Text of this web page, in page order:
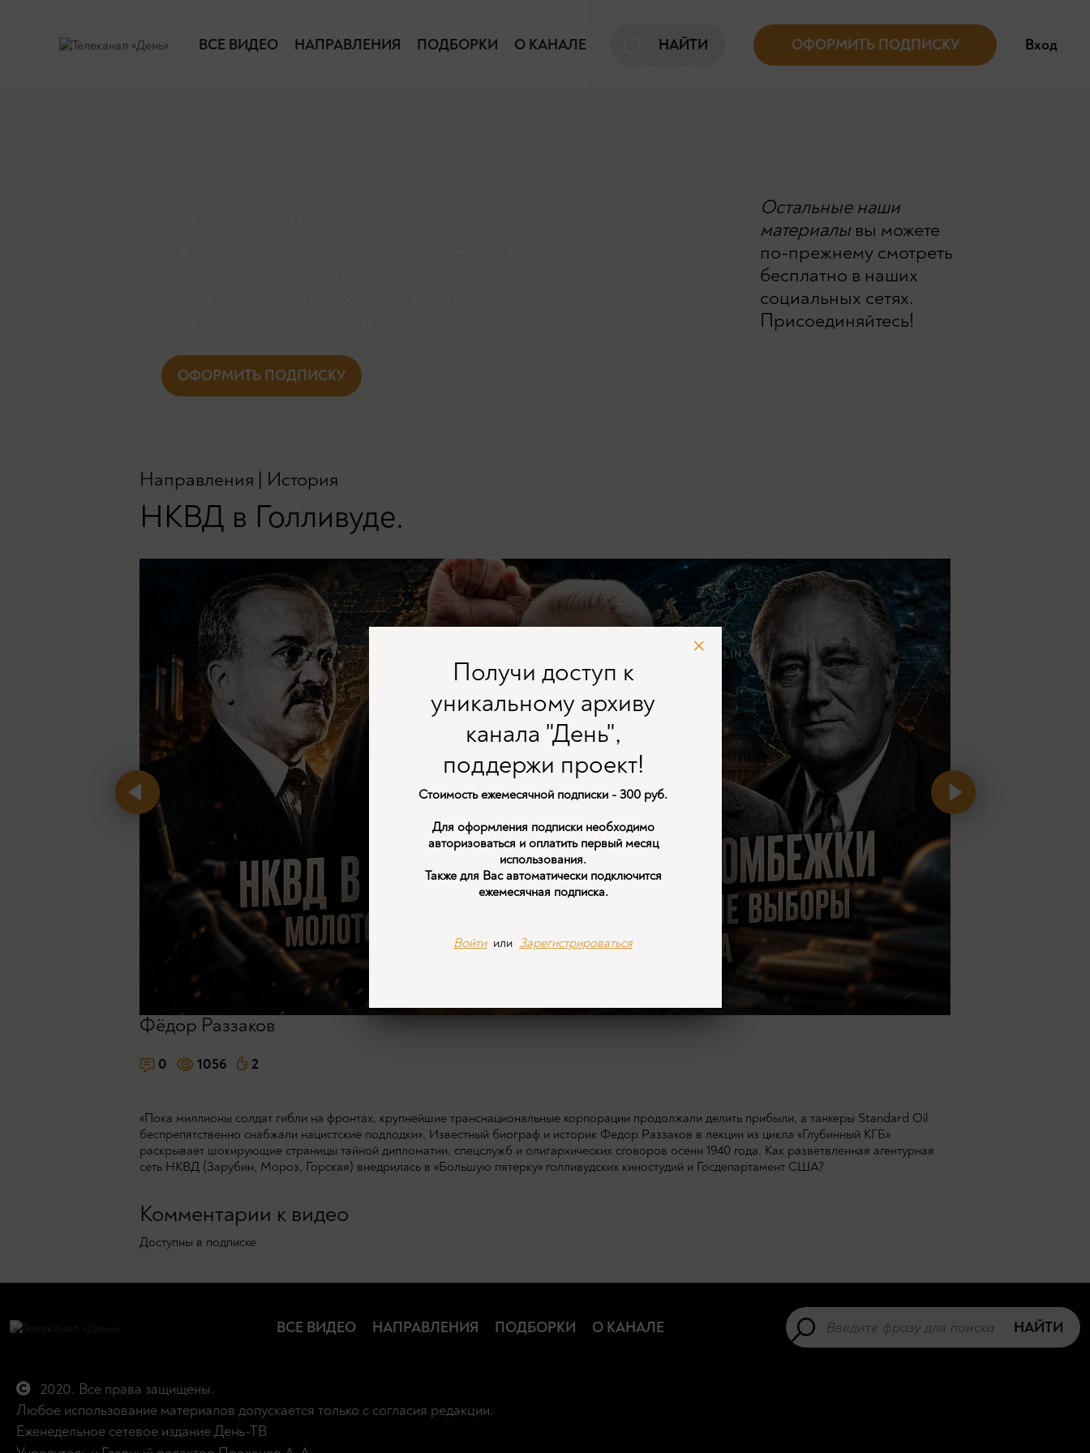
ВСЕ ВИДЕО НАПРАВЛЕНИЯ ПОДБОРКИ О КАНАЛЕ НАЙТИ ОФОРМИТЬ ПОДПИСКУ Вход
ОФОРМИТЬ ПОДПИСКУ
Остальные наши
материалы вы можете
по-прежнему смотреть
бесплатно в наших
социальных сетях.
Присоединяйтесь!
Направления История
НКВД в Голливуде.
Фёдор Раззаков
0 1056 2
«Пока миллионы солдат гибли на фронтах, крупнейшие транснациональные корпорации продолжали делить прибыли, а танкеры Standard Oil
беспрепятственно снабжали нацистские подлодки». Известный биограф и историк Федор Раззаков в лекции из цикла «Глубинный КГБ»
раскрывает шокирующие страницы тайной дипломатии, спецслужб и олигархических сговоров осени 1940 года. Как разветвленная агентурная
сеть НКВД (Зарубин, Мороз, Горская) внедрилась в «Большую пятерку» голливудских киностудий и Госдепартамент США?
Комментарии к видео
Доступны в подписке
ВСЕ ВИДЕО НАПРАВЛЕНИЯ ПОДБОРКИ О КАНАЛЕ НАЙТИ
2020. Все права защищены.
Любое использование материалов допускается только с согласия редакции.
Еженедельное сетевое издание День-ТВ
Получи доступ к
уникальному архиву
канала "День",
поддержи проект!
Стоимость ежемесячной подписки - 300 руб.
Для оформления подписки необходимо
авторизоваться и оплатить первый месяц
использования.
Также для Вас автоматически подключится
ежемесячная подписка.
Войти или Зарегистрироваться